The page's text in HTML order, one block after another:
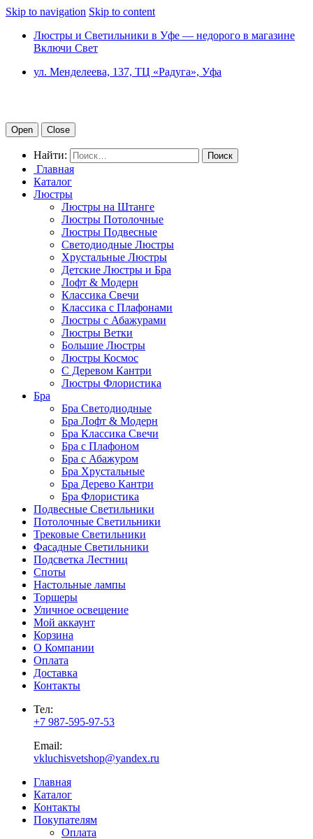
Skip to navigation Skip to content
Люстры и Светильники в Уфе — недорого в магазине
Включи Свет
ул. Менделеева, 137, ТЦ «Радуга», Уфа
Open Close
Найти:
Главная
Каталог
Люстры
Люстры на Штанге
Люстры Потолочные
Люстры Подвесные
Светодиодные Люстры
Хрустальные Люстры
Детские Люстры и Бра
Лофт & Модерн
Классика Свечи
Классика с Плафонами
Люстры с Абажурами
Люстры Ветки
Большие Люстры
Люстры Космос
С Деревом Кантри
Люстры Флористика
Бра
Бра Светодиодные
Бра Лофт & Модерн
Бра Классика Свечи
Бра с Плафоном
Бра с Абажуром
Бра Хрустальные
Бра Дерево Кантри
Бра Флористика
Подвесные Светильники
Потолочные Светильники
Трековые Светильники
Фасадные Светильники
Подсветка Лестниц
Споты
Настольные лампы
Торшеры
Уличное освещение
Мой аккаунт
Корзина
О Компании
Оплата
Доставка
Контакты
Тел:
+7 987-595-97-53
Email:
vkluchisvetshop@yandex.ru
Главная
Каталог
Контакты
Покупателям
Оплата